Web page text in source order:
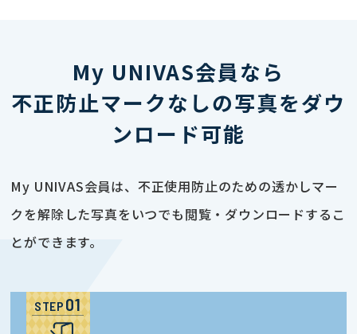
My UNIVAS会員なら
不正防止マークなしの写真をダウ
ンロード可能
My UNIVAS会員は、不正使用防止のための透かしマー
クを解除した写真をいつでも閲覧・ダウンロードするこ
とができます。
STEP